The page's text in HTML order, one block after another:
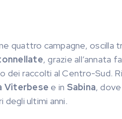
quattro campagne, oscilla
, grazie all’annata
dei raccolti al Centro-Sud.
Viterbese e in Sabina,
degli ultimi anni.